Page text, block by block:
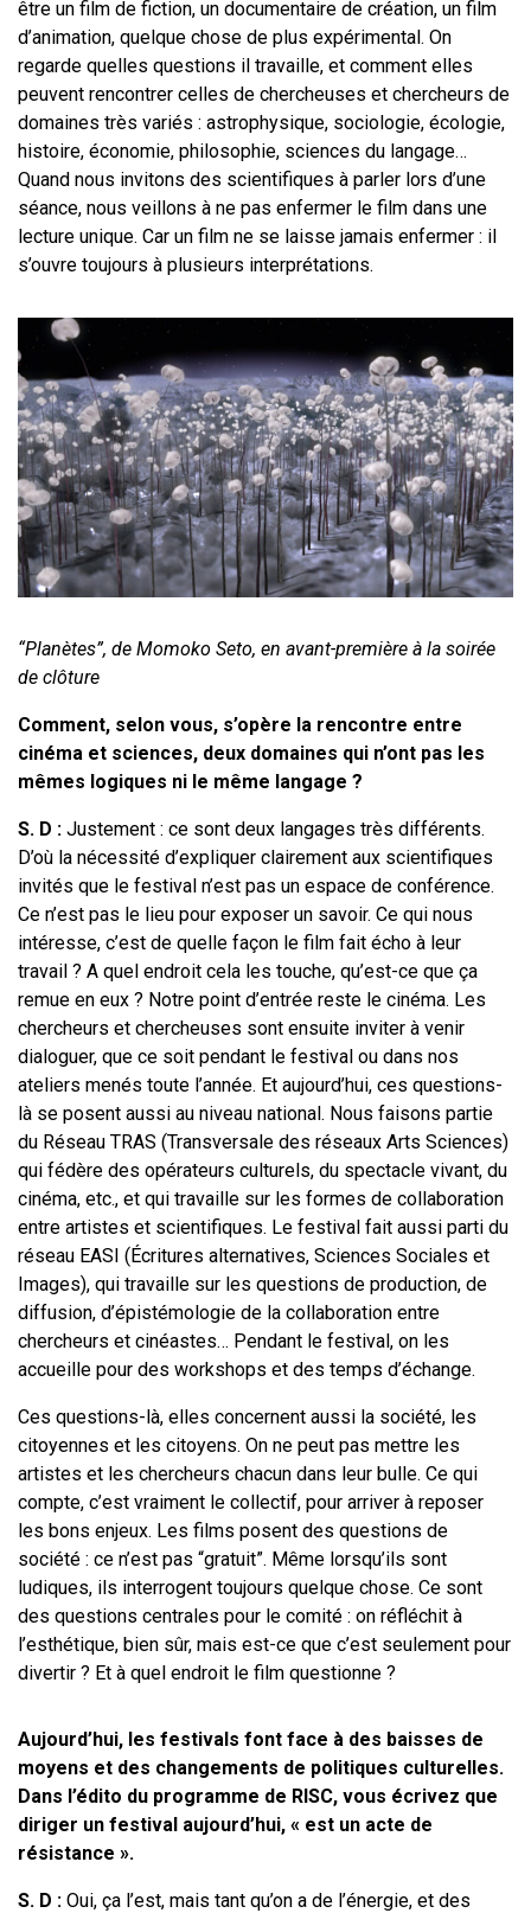
être un film de fiction, un documentaire de création, un film
d’animation, quelque chose de plus expérimental. On
regarde quelles questions il travaille, et comment elles
peuvent rencontrer celles de chercheuses et chercheurs de
domaines très variés : astrophysique, sociologie, écologie,
histoire, économie, philosophie, sciences du langage…
Quand nous invitons des scientifiques à parler lors d’une
séance, nous veillons à ne pas enfermer le film dans une
lecture unique. Car un film ne se laisse jamais enfermer : il
s’ouvre toujours à plusieurs interprétations.
“Planètes”, de Momoko Seto, en avant-première à la soirée
de clôture
Comment, selon vous, s’opère la rencontre entre
cinéma et sciences, deux domaines qui n’ont pas les
mêmes logiques ni le même langage ?
S. D : Justement : ce sont deux langages très différents.
D’où la nécessité d’expliquer clairement aux scientifiques
invités que le festival n’est pas un espace de conférence.
Ce n’est pas le lieu pour exposer un savoir. Ce qui nous
intéresse, c’est de quelle façon le film fait écho à leur
travail ? A quel endroit cela les touche, qu’est-ce que ça
remue en eux ? Notre point d’entrée reste le cinéma. Les
chercheurs et chercheuses sont ensuite inviter à venir
dialoguer, que ce soit pendant le festival ou dans nos
ateliers menés toute l’année. Et aujourd’hui, ces questions-
là se posent aussi au niveau national. Nous faisons partie
du Réseau TRAS (Transversale des réseaux Arts Sciences)
qui fédère des opérateurs culturels, du spectacle vivant, du
cinéma, etc., et qui travaille sur les formes de collaboration
entre artistes et scientifiques. Le festival fait aussi parti du
réseau EASI (Écritures alternatives, Sciences Sociales et
Images), qui travaille sur les questions de production, de
diffusion, d’épistémologie de la collaboration entre
chercheurs et cinéastes… Pendant le festival, on les
accueille pour des workshops et des temps d’échange.
Ces questions-là, elles concernent aussi la société, les
citoyennes et les citoyens. On ne peut pas mettre les
artistes et les chercheurs chacun dans leur bulle. Ce qui
compte, c’est vraiment le collectif, pour arriver à reposer
les bons enjeux. Les films posent des questions de
société : ce n’est pas “gratuit”. Même lorsqu’ils sont
ludiques, ils interrogent toujours quelque chose. Ce sont
des questions centrales pour le comité : on réfléchit à
l’esthétique, bien sûr, mais est-ce que c’est seulement pour
divertir ? Et à quel endroit le film questionne ?
Aujourd’hui, les festivals font face à des baisses de
moyens et des changements de politiques culturelles.
Dans l’édito du programme de RISC, vous écrivez que
diriger un festival aujourd’hui, « est un acte de
résistance ».
S. D : Oui, ça l’est, mais tant qu’on a de l’énergie, et des